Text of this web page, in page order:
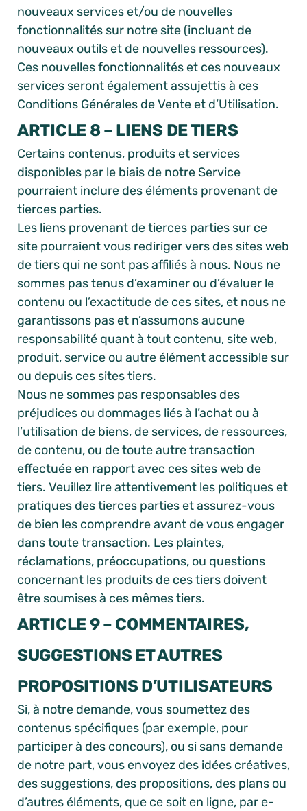
nouveaux services et/ou de nouvelles
fonctionnalités sur notre site (incluant de
nouveaux outils et de nouvelles ressources).
Ces nouvelles fonctionnalités et ces nouveaux
services seront également assujettis à ces
Conditions Générales de Vente et d’Utilisation.
ARTICLE 8 – LIENS DE TIERS
Certains contenus, produits et services
disponibles par le biais de notre Service
pourraient inclure des éléments provenant de
tierces parties.
Les liens provenant de tierces parties sur ce
site pourraient vous rediriger vers des sites web
de tiers qui ne sont pas affiliés à nous. Nous ne
sommes pas tenus d’examiner ou d’évaluer le
contenu ou l’exactitude de ces sites, et nous ne
garantissons pas et n’assumons aucune
responsabilité quant à tout contenu, site web,
produit, service ou autre élément accessible sur
ou depuis ces sites tiers.
Nous ne sommes pas responsables des
préjudices ou dommages liés à l’achat ou à
l’utilisation de biens, de services, de ressources,
de contenu, ou de toute autre transaction
effectuée en rapport avec ces sites web de
tiers. Veuillez lire attentivement les politiques et
pratiques des tierces parties et assurez-vous
de bien les comprendre avant de vous engager
dans toute transaction. Les plaintes,
réclamations, préoccupations, ou questions
concernant les produits de ces tiers doivent
être soumises à ces mêmes tiers.
ARTICLE 9 – COMMENTAIRES,
SUGGESTIONS ET AUTRES
PROPOSITIONS D’UTILISATEURS
Si, à notre demande, vous soumettez des
contenus spécifiques (par exemple, pour
participer à des concours), ou si sans demande
de notre part, vous envoyez des idées créatives,
des suggestions, des propositions, des plans ou
d’autres éléments, que ce soit en ligne, par e-